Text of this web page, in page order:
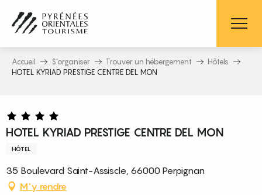
contenu
principal
Accueil S’organiser Trouver un hébergement
Hôtels
HOTEL KYRIAD PRESTIGE CENTRE DEL MON
HOTEL KYRIAD PRESTIGE CENTRE DEL MON
HÔTEL
35 Boulevard Saint-Assiscle, 66000 Perpignan
M'y rendre